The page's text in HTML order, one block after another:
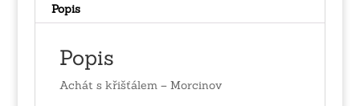
Popis
Popis
Achát s křišťálem – Morcinov